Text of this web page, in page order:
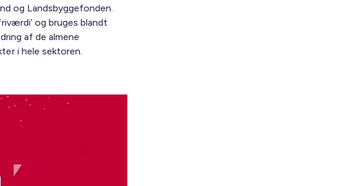
og Landsbyggefonden.
og bruges blandt
af de almene
i hele sektoren.